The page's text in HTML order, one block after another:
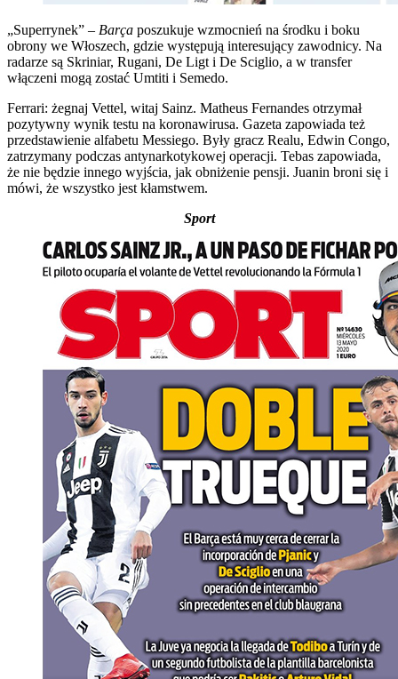
„Superrynek” – Barça poszukuje wzmocnień na środku i boku
obrony we Włoszech, gdzie występują interesujący zawodnicy. Na
radarze są Skriniar, Rugani, De Ligt i De Sciglio, a w transfer
włączeni mogą zostać Umtiti i Semedo.
Ferrari: żegnaj Vettel, witaj Sainz. Matheus Fernandes otrzymał
pozytywny wynik testu na koronawirusa. Gazeta zapowiada też
przedstawienie alfabetu Messiego. Były gracz Realu, Edwin Congo,
zatrzymany podczas antynarkotykowej operacji. Tebas zapowiada,
że nie będzie innego wyjścia, jak obniżenie pensji. Juanin broni się i
mówi, że wszystko jest kłamstwem.
Sport